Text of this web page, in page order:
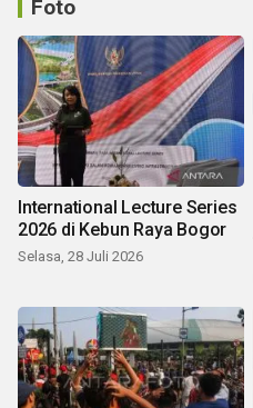
Foto
International Lecture Series
2026 di Kebun Raya Bogor
Selasa, 28 Juli 2026